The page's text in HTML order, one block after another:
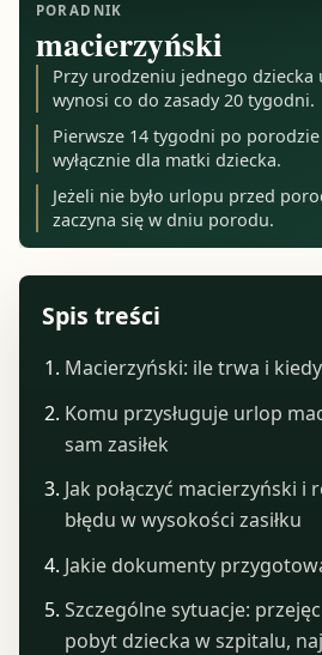
PORADNIK
macierzyński
Przy urodzeniu jednego dziecka
wynosi co do zasady 20 tygodni.
Pierwsze 14 tygodni po
wyłącznie dla matki dziecka.
Jeżeli nie było urlopu przed
zaczyna się w dniu porodu.
Spis treści
Macierzyński: ile trwa i
Komu przysługuje urlop
sam zasiłek
Jak połączyć macierzyński i
błędu w wysokości zasiłku
Jakie dokumenty
Szczególne sytuacje:
pobyt dziecka w szpitalu,